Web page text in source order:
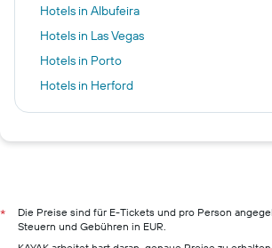
Hotels in Albufeira
Hotels in Las Vegas
Hotels in Porto
Hotels in Herford
Hotels in Marrakesch
Hotels in Neustadt in Holstein
Hotels in München
*
Die Preise sind für E-Tickets und pro Person
Steuern und Gebühren in EUR.